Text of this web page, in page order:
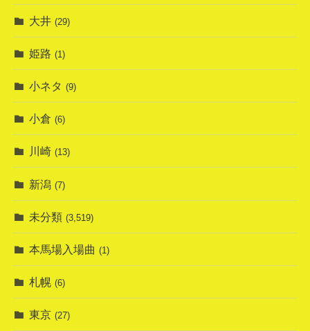
大井 (29)
姫路 (1)
小ネタ (9)
小倉 (6)
川崎 (13)
新潟 (7)
未分類 (3,519)
本馬場入場曲 (1)
札幌 (6)
東京 (27)